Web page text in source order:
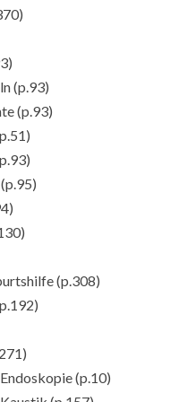
(p.93)
(p.93)
(p.95)
(p.308)
(p.10)